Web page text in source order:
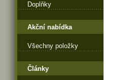
Doplňky
Akční nabídka
Všechny položky
Články